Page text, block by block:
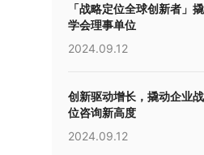
「战略定位全球创新者」
学会理事单位
2024.09.12
创新驱动增长，撬动企业
位咨询新高度
2024.09.12